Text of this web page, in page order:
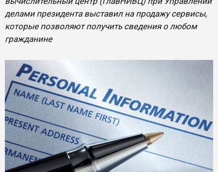
делами президента выставил на продажу сервисы,
которые позволяют получить сведения о любом
гражданине